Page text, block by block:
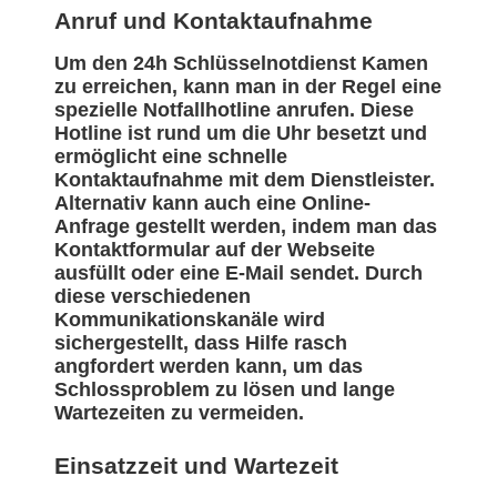
Anruf und Kontaktaufnahme
Um den 24h Schlüsselnotdienst Kamen
zu erreichen, kann man in der Regel eine
spezielle Notfallhotline anrufen. Diese
Hotline ist rund um die Uhr besetzt und
ermöglicht eine schnelle
Kontaktaufnahme mit dem Dienstleister.
Alternativ kann auch eine Online-
Anfrage gestellt werden, indem man das
Kontaktformular auf der Webseite
ausfüllt oder eine E-Mail sendet. Durch
diese verschiedenen
Kommunikationskanäle wird
sichergestellt, dass Hilfe rasch
angfordert werden kann, um das
Schlossproblem zu lösen und lange
Wartezeiten zu vermeiden.
Einsatzzeit und Wartezeit